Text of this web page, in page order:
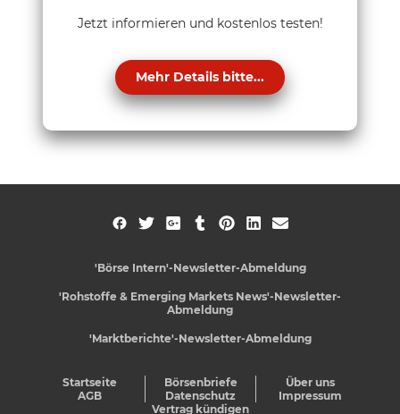
Jetzt informieren und kostenlos testen!
Mehr Details bitte...
'Börse Intern'-Newsletter-Abmeldung
'Rohstoffe & Emerging Markets News'-Newsletter-
Abmeldung
'Marktberichte'-Newsletter-Abmeldung
Startseite Börsenbriefe
Über uns
AGB
Datenschutz
Impressum
Vertrag kündigen